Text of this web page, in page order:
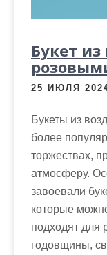
Букет
25 ИЮЛЯ
Букеты из
более
торжествах,
атмосферу.
завоевали
которые
подходят для
годовщины,